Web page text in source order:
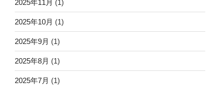
2025年11月 (1)
2025年10月 (1)
2025年9月 (1)
2025年8月 (1)
2025年7月 (1)